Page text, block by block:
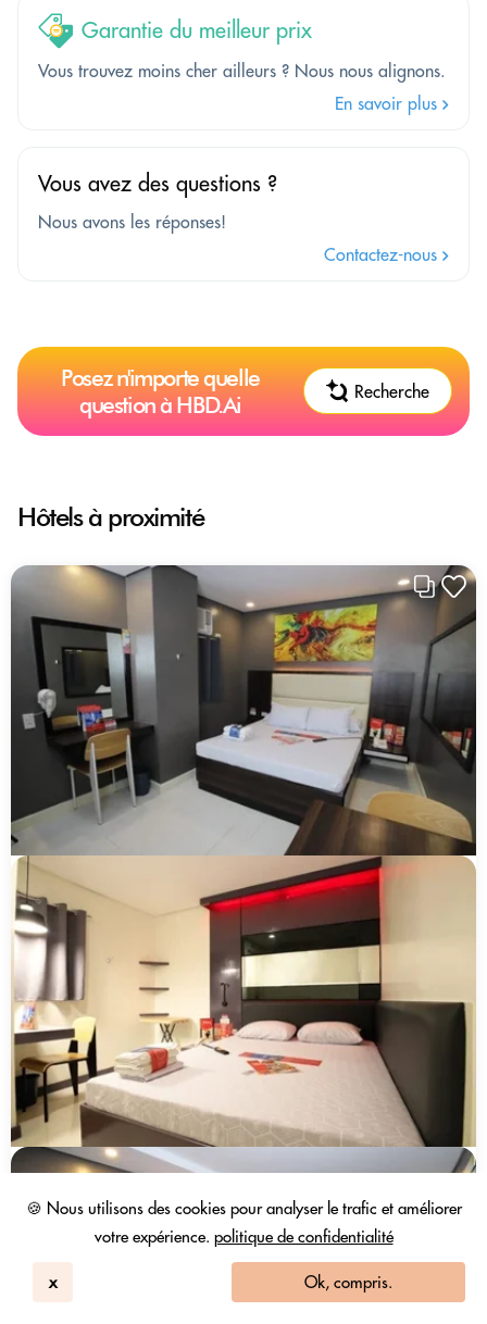
🍪 Nous utilisons des cookies pour analyser le trafic et améliorer
votre expérience. politique de confidentialité
x Ok, compris.
Garantie du meilleur prix
Vous trouvez moins cher ailleurs ? Nous nous alignons.
En savoir plus
Vous avez des questions ?
Nous avons les réponses!
Contactez-nous
Posez n'importe quelle
question à HBD.Ai
Recherche
Hôtels à proximité